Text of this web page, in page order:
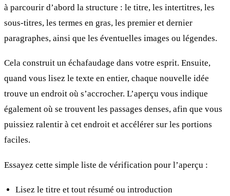
à parcourir d’abord la structure : le titre, les intertitres, les
sous-titres, les termes en gras, les premier et dernier
paragraphes, ainsi que les éventuelles images ou légendes.
Cela construit un échafaudage dans votre esprit. Ensuite,
quand vous lisez le texte en entier, chaque nouvelle idée
trouve un endroit où s’accrocher. L’aperçu vous indique
également où se trouvent les passages denses, afin que vous
puissiez ralentir à cet endroit et accélérer sur les portions
faciles.
Essayez cette simple liste de vérification pour l’aperçu :
Lisez le titre et tout résumé ou introduction